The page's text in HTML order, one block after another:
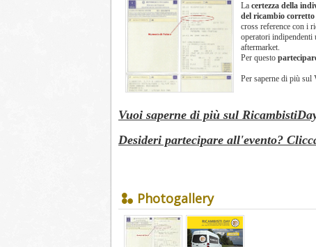
La certezza della
del ricambio corretto
cross reference con i
operatori indipendenti
aftermarket.
Per questo
Per saperne di più sul
Vuoi saperne di più sul
Desideri partecipare all'evento?
Photogallery